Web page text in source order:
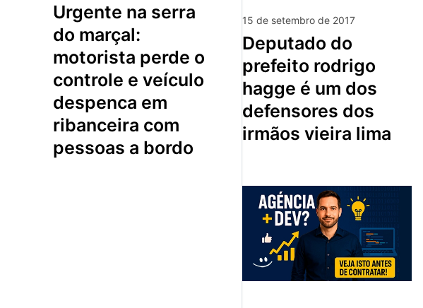
urgente na serra
do marçal:
motorista perde o
controle e veículo
despenca em
ribanceira com
pessoas a bordo
15 de setembro de 2017
deputado do
prefeito rodrigo
hagge é um dos
defensores dos
irmãos vieira lima